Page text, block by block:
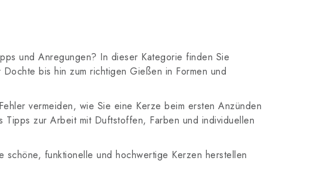
und Anregungen? In dieser Kategorie finden Sie
bis hin zum richtigen Gießen in Formen und
vermeiden, wie Sie eine Kerze beim ersten Anzünden
zur Arbeit mit Duftstoffen, Farben und individuellen
funktionelle und hochwertige Kerzen herstellen